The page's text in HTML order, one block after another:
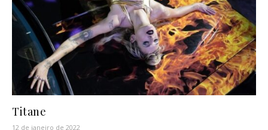
Titane
12 de janeiro de 2022